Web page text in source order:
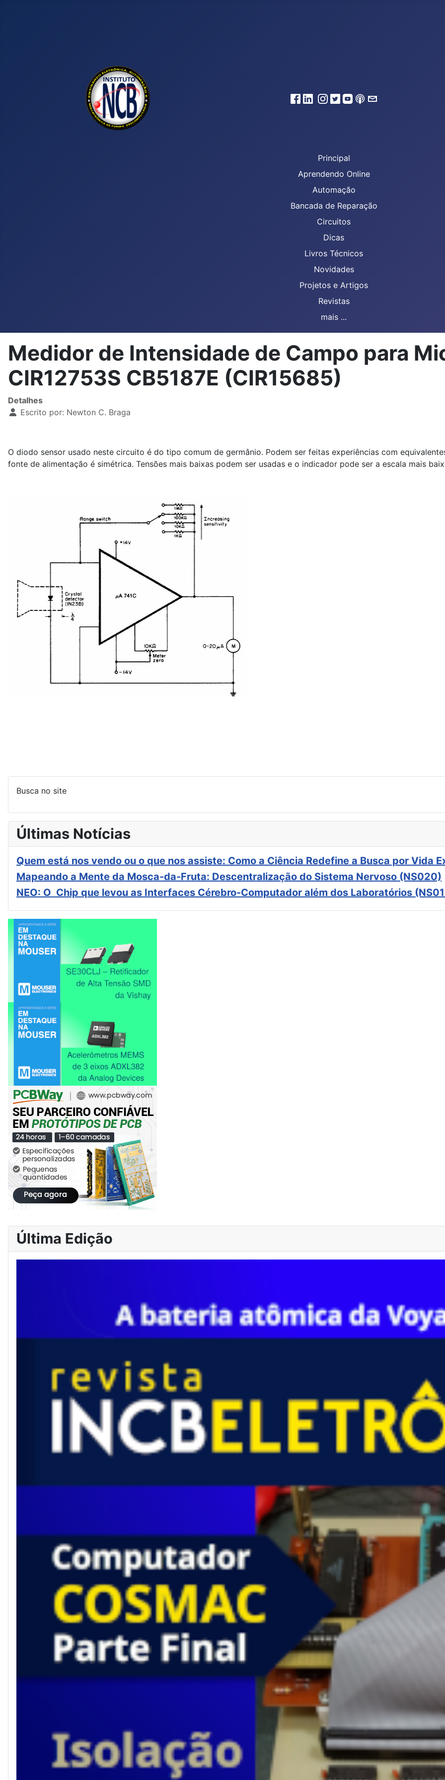
Principal
Aprendendo Online
Automação
Bancada de Reparação
Circuitos
Dicas
Livros Técnicos
Novidades
Projetos e Artigos
Revistas
mais ...
Medidor de Intensidade de Campo para
CIR12753S CB5187E (CIR15685)
Detalhes
Escrito por: Newton C. Braga
O diodo sensor usado neste circuito é do tipo comum de germânio. Podem ser feitas experiências com
fonte de alimentação é simétrica. Tensões mais baixas podem ser usadas e o indicador pode ser a escala mais
Busca no site
Últimas Notícias
Quem está nos vendo ou o que nos assiste: Como a Ciência Redefine a Busca por Vida
Mapeando a Mente da Mosca-da-Fruta: Descentralização do Sistema Nervoso (NS020)
NEO: O Chip que levou as Interfaces Cérebro-Computador além dos Laboratórios
Última Edição